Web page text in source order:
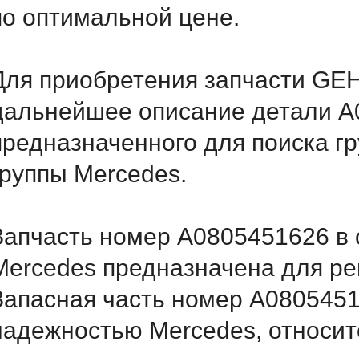
оптимальной цене.
приобретения запчасти
описание детали
для поиска
Mercedes.
номер A0805451626 в
предназначена для
часть номер
Mercedes,